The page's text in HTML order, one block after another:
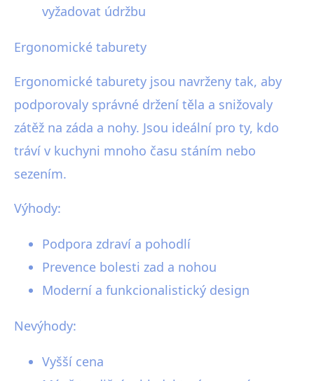
vyžadovat údržbu
Ergonomické taburety
Ergonomické taburety jsou navrženy tak, aby
podporovaly správné držení těla a snižovaly
zátěž na záda a nohy. Jsou ideální pro ty, kdo
tráví v kuchyni mnoho času stáním nebo
sezením.
Výhody:
Podpora zdraví a pohodlí
Prevence bolesti zad a nohou
Moderní a funkcionalistický design
Nevýhody:
Vyšší cena